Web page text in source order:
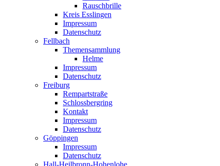
Rauschbrille
Kreis Esslingen
Impressum
Datenschutz
Fellbach
Themensammlung
Helme
Impressum
Datenschutz
Freiburg
Rempartstraße
Schlossbergring
Kontakt
Impressum
Datenschutz
Göppingen
Impressum
Datenschutz
Hall-Heilbronn-Hohenlohe